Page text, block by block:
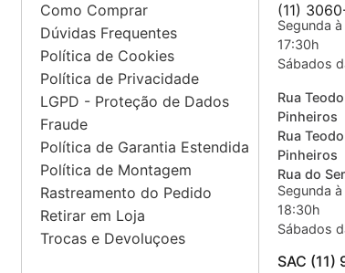
Como Comprar
Dúvidas Frequentes
Política de Cookies
Política de Privacidade
LGPD - Proteção de Dados
Fraude
Política de Garantia Estendida
Política de Montagem
Rastreamento do Pedido
Retirar em Loja
Trocas e Devoluçoes
(11)
Segunda
17:30h
Sábados
Rua
Pinheiros
Rua
Pinheiros
Rua do
Segunda
18:30h
Sábados
SAC (11)